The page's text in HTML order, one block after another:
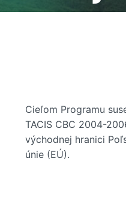
Cieľom Programu
TACIS CBC 2004-
východnej hranici
únie (EÚ).